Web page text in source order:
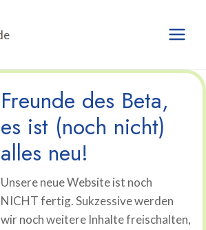
Freunde des Beta,
es ist (noch nicht)
alles neu!
Unsere neue Website ist noch
NICHT fertig. Sukzessive werden
wir noch weitere Inhalte freischalten,